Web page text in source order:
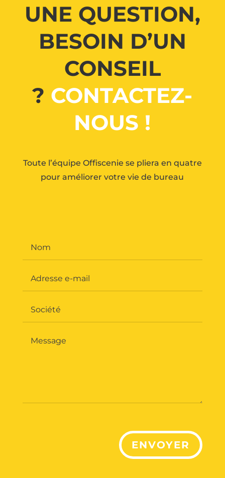
UNE QUESTION,
BESOIN D’UN
CONSEIL
? CONTACTEZ-
NOUS !
Toute l’équipe Offiscenie se pliera en quatre
pour améliorer votre vie de bureau
ENVOYER